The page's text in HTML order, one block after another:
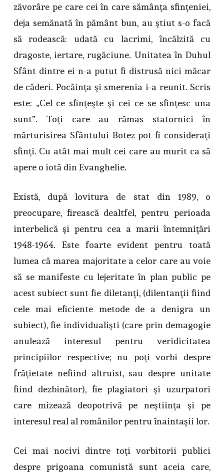
zăvorâre pe care cei în care sămânţa sfinţeniei,
deja semănată în pământ bun, au ştiut s-o facă
să rodească: udată cu lacrimi, încălzită cu
dragoste, iertare, rugăciune. Unitatea în Duhul
Sfânt dintre ei n-a putut fi distrusă nici măcar
de căderi. Pocăinţa şi smerenia i-a reunit. Scris
este: „Cel ce sfinţeşte şi cei ce se sfinţesc una
sunt”. Toţi care au rămas statornici în
mărturisirea Sfântului Botez pot fi consideraţi
sfinţi. Cu atât mai mult cei care au murit ca să
apere o iotă din Evanghelie.
Există, după lovitura de stat din 1989, o
preocupare, firească dealtfel, pentru perioada
interbelică şi pentru cea a marii întemniţări
1948-1964. Este foarte evident pentru toată
lumea că marea majoritate a celor care au voie
să se manifeste cu lejeritate în plan public pe
acest subiect sunt fie diletanţi, (dilentanţii fiind
cele mai eficiente metode de a denigra un
subiect), fie individualişti (care prin demagogie
anulează interesul pentru veridicitatea
principiilor respective; nu poţi vorbi despre
frăţietate nefiind altruist, sau despre unitate
fiind dezbinător), fie plagiatori şi uzurpatori
care mizează deopotrivă pe neştiinţa şi pe
interesul real al românilor pentru înaintaşii lor.
Cei mai nocivi dintre toţi vorbitorii publici
despre prigoana comunistă sunt aceia care,